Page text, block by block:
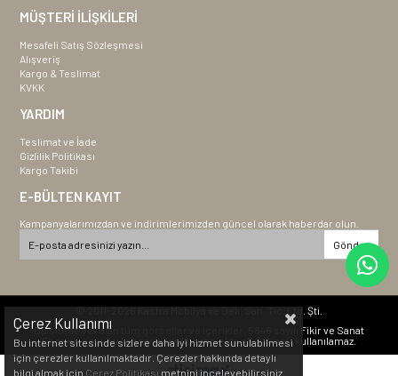
MÜŞTERİ İLİŞKİLERİ
Mesafeli Satış Sözleşmesi
Alışveriş
Kargo & Teslimat
KVKK
YARDIM
Teslimat ve İade
Gizlilik Politikası
Kargo Takibi
E-BÜLTEN KAYIT
Kampanyalarımızdan ve indirimlerimizden güncel olarak haberdar olun.
Gönder
© 2011-2026 Kastra Mobilya ve Dek. San. Tic. Ltd. Şti.
Bu sitede yer alan tüm görseller ve içerikler, 5846 sayılı Fikir ve Sanat
Eserleri Kanunu kapsamında korunmakta olup izinsiz kullanılamaz.
Çerez Kullanımı
Bu internet sitesinde sizlere daha iyi hizmet sunulabilmesi
için çerezler kullanılmaktadır. Çerezler hakkında detaylı
bilgi almak için Çerez Politikası metnini inceleyebilirsiniz.